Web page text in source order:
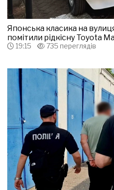
Японська класика на
помітили рідкісну Toyota
19:15 735 переглядів